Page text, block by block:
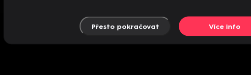
Přesto pokračovat Více info